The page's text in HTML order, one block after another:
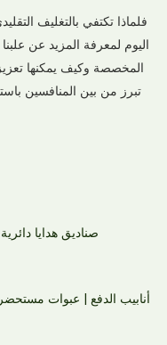
فلماذا تكتفي بالتغليف
المخصصة وكيف يمكنها
تبرز من بين المنافسين
صناديق هدايا
أنابيب الدفع | عبوات